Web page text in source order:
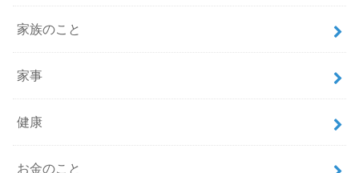
家族のこと
家事
健康
お金のこと